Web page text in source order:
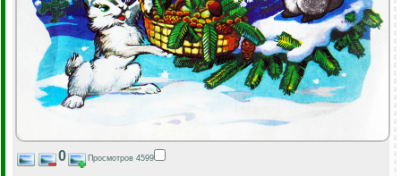
0 Просмотров 4599